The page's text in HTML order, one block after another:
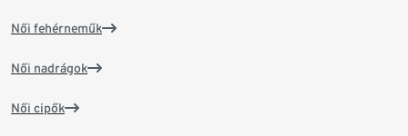
Női fehérneműk
Női nadrágok
Női cipők